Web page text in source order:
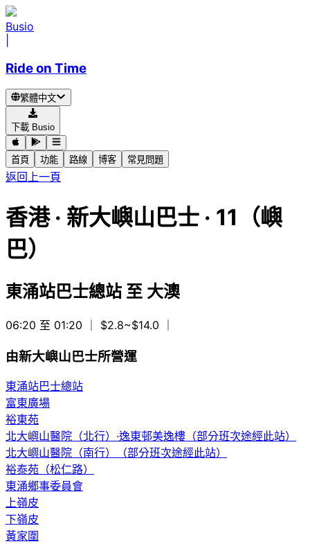
Busio
Ride on Time
繁體中文
下載 Busio
首頁 功能 路線 博客 常見問題
返回上一頁
香港· 新大嶼山巴士 · 11（嶼
巴）
東涌站巴士總站 至 大澳
06:20 至 01:20 ｜ $2.8~$14.0
由新大嶼山巴士所營運
東涌站巴士總站
富東廣場
裕東苑
北大嶼山醫院（北行）·逸東邨美逸樓（部分班次途經此站）
北大嶼山醫院（南行）（部分班次途經此站）
裕泰苑（松仁路）
東涌鄉事委員會
上嶺皮
下嶺皮
黃家圍